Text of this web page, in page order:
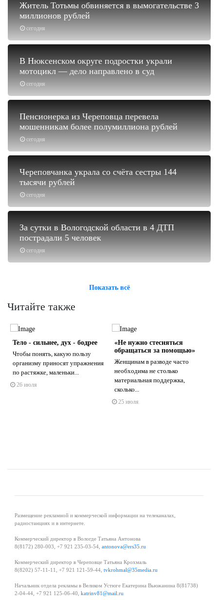
сегодня
Житель Тотьмы обвиняется в вымогательстве 3
миллионов рублей
сегодня
В Нюксенском округе подростки украли
мотоцикл — дело направлено в суд
сегодня
Пенсионерка из Череповца перевела
мошенникам более полумиллиона рублей
сегодня
Череповчанка украла со счёта сестры 144
тысячи рублей
сегодня
За сутки в Вологодской области в 4 ДТП
пострадали 5 человек
Показать всё
Читайте также
Тело - сильнее, дух - бодрее
Чтобы понять, какую пользу
организму приносят упражнения
по растяжке, маленьки...
26 июля
«Не нужно стесняться
обращаться за помощью»
Женщинам в разводе часто
необходима не столько
материальная поддержка,
сколько...
25 июля
Размещение рекламной и коммерческой информации на телеканалах,
радиостанциях и в интернете.
Коммерческий директор в Вологде Татьяна Антонова
8(8172) 280-003, +7 921 235-03-54, antonova@ers35.ru
Коммерческий директор в Череповце Татьяна Крохмаль
8(8202) 57-11-11, +7 921 121-59-44, tvkrohmal@35media.ru
Начальник отдела рекламы в Великом Устюге Екатерина Вьюжанина 8(81738)
2-04-44, +7 921 125-06-40, katrinv81@mail.ru